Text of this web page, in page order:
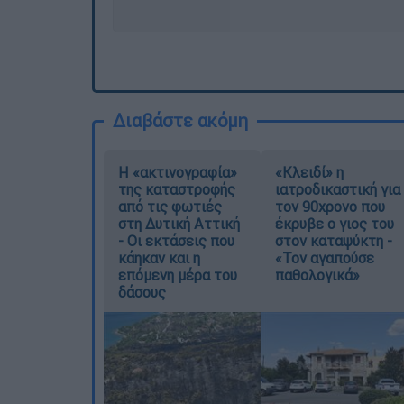
Διαβάστε ακόμη
Η «ακτινογραφία»
της καταστροφής
από τις φωτιές
στη Δυτική Αττική
- Οι εκτάσεις που
κάηκαν και η
επόμενη μέρα του
δάσους
«Κλειδί» η
ιατροδικαστική για
τον 90χρονο που
έκρυβε ο γιος του
στον καταψύκτη -
«Τον αγαπούσε
παθολογικά»